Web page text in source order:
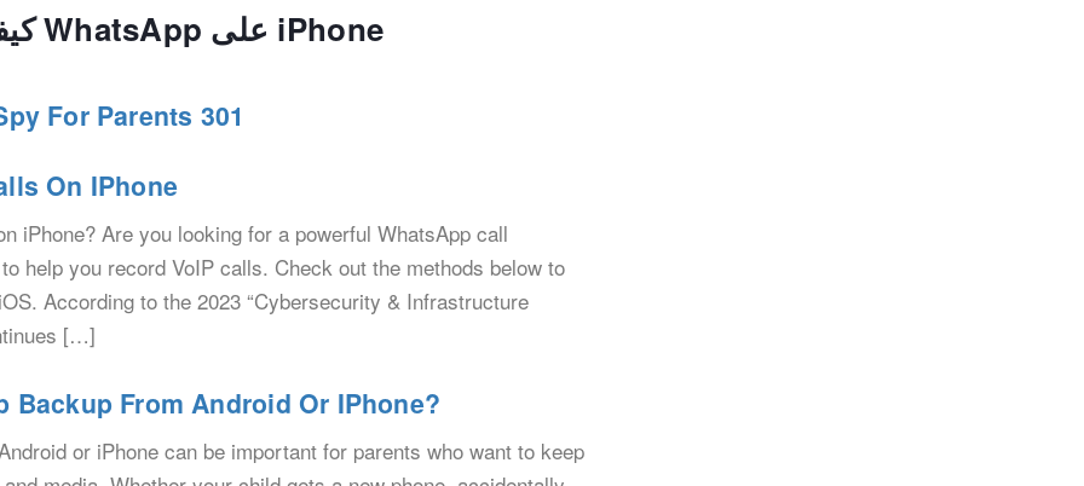
Related to كيفية تسجيل مكالمات WhatsApp على iPhone
For Parents 301
On IPhone
iPhone? Are you looking for a powerful WhatsApp call
help you record VoIP calls. Check out the methods below to
According to the 2023 “Cybersecurity & Infrastructure
[…]
Backup From Android Or IPhone?
or iPhone can be important for parents who want to keep